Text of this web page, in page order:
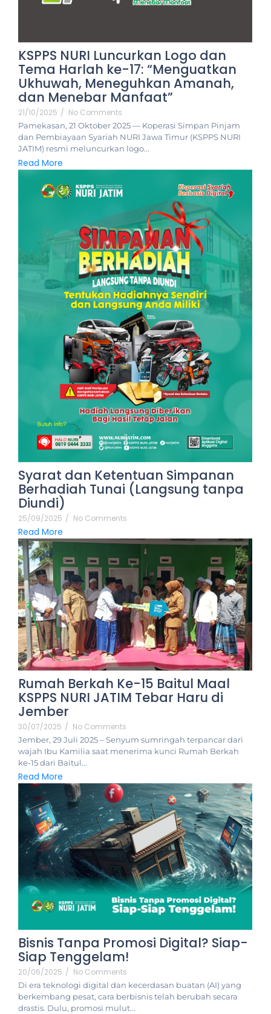
KSPPS NURI Luncurkan Logo dan
Tema Harlah ke-17: “Menguatkan
Ukhuwah, Meneguhkan Amanah,
dan Menebar Manfaat”
21/10/2025 / No Comments
Pamekasan, 21 Oktober 2025 — Koperasi Simpan Pinjam
dan Pembiayaan Syariah NURI Jawa Timur (KSPPS NURI
JATIM) resmi meluncurkan logo...
Read More
Syarat dan Ketentuan Simpanan
Berhadiah Tunai (Langsung tanpa
Diundi)
25/09/2025 / No Comments
Read More
Rumah Berkah Ke-15 Baitul Maal
KSPPS NURI JATIM Tebar Haru di
Jember
30/07/2025 / No Comments
Jember, 29 Juli 2025 – Senyum sumringah terpancar dari
wajah Ibu Kamilia saat menerima kunci Rumah Berkah
ke-15 dari Baitul...
Read More
Bisnis Tanpa Promosi Digital? Siap-
Siap Tenggelam!
20/06/2025 / No Comments
Di era teknologi digital dan kecerdasan buatan (AI) yang
berkembang pesat, cara berbisnis telah berubah secara
drastis. Dulu, promosi mulut...